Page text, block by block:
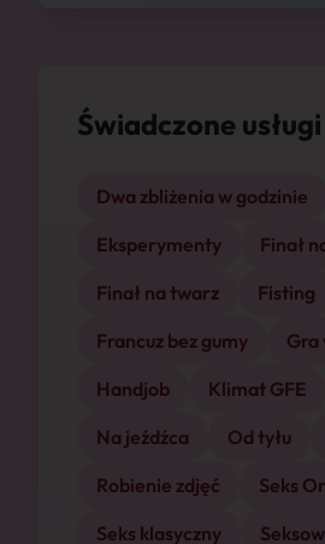
Świadczone usługi
Dwa zbliżenia w godzinie
Eksperymenty
Finał
Finał na twarz
Fisting
Francuz bez gumy
Gra
Handjob
Klimat GFE
Na jeźdźca
Od tyłu
Robienie zdjęć
Seks
Seks klasyczny